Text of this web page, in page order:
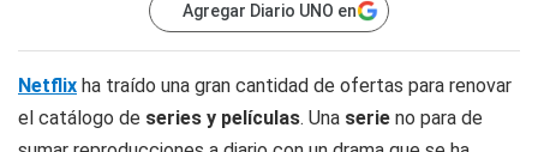
Agregar Diario UNO en
Netflix ha traído una gran cantidad de ofertas para renovar
el catálogo de series y películas. Una serie no para de